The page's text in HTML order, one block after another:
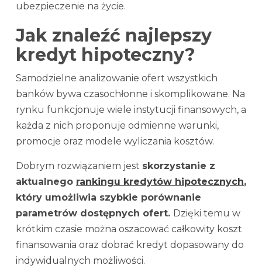
ubezpieczenie na życie.
Jak znaleźć najlepszy
kredyt hipoteczny?
Samodzielne analizowanie ofert wszystkich
banków bywa czasochłonne i skomplikowane. Na
rynku funkcjonuje wiele instytucji finansowych, a
każda z nich proponuje odmienne warunki,
promocje oraz modele wyliczania kosztów.
Dobrym rozwiązaniem jest skorzystanie z
aktualnego rankingu kredytów hipotecznych,
który umożliwia szybkie porównanie
parametrów dostępnych ofert. Dzięki temu w
krótkim czasie można oszacować całkowity koszt
finansowania oraz dobrać kredyt dopasowany do
indywidualnych możliwości.